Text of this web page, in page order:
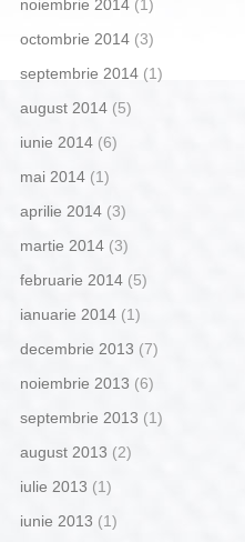
noiembrie 2014(1)
octombrie 2014(3)
septembrie 2014(1)
august 2014(5)
iunie 2014(6)
mai 2014(1)
aprilie 2014(3)
martie 2014(3)
februarie 2014(5)
ianuarie 2014(1)
decembrie 2013 (7)
noiembrie 2013 (6)
septembrie 2013 (1)
august 2013 (2)
iulie 2013 (1)
iunie 2013 (1)